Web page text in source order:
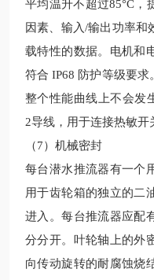
平均温升不超过85°C，
因素、输入/输出功率和
载特性的数据。电机和
符合 IP68 防护等级要
整个性能曲线上不会发
2导线，用于连接热敏开
（7）机械密封
每台潜水推流器有一个
用于齿轮箱的独立的二
进入。每台推流器应配
分分开。叶轮轴上的外
向传动旋转的耐腐蚀烧